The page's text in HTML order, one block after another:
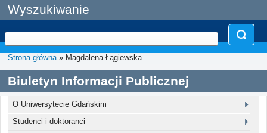
Wyszukiwanie
Strona główna» Magdalena Łągiewska
Biuletyn Informacji Publicznej
O Uniwersytecie Gdańskim
Studenci i doktoranci